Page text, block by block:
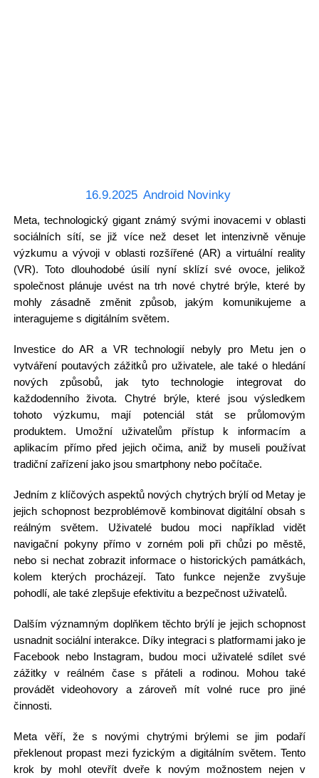
16.9.2025 Android Novinky
Meta, technologický gigant známý svými inovacemi v oblasti
sociálních sítí, se již více než deset let intenzivně věnuje
výzkumu a vývoji v oblasti rozšířené (AR) a virtuální reality
(VR). Toto dlouhodobé úsilí nyní sklízí své ovoce, jelikož
společnost plánuje uvést na trh nové chytré brýle, které by
mohly zásadně změnit způsob, jakým komunikujeme a
interagujeme s digitálním světem.
Investice do AR a VR technologií nebyly pro Metu jen o
vytváření poutavých zážitků pro uživatele, ale také o hledání
nových způsobů, jak tyto technologie integrovat do
každodenního života. Chytré brýle, které jsou výsledkem
tohoto výzkumu, mají potenciál stát se průlomovým
produktem. Umožní uživatelům přístup k informacím a
aplikacím přímo před jejich očima, aniž by museli používat
tradiční zařízení jako jsou smartphony nebo počítače.
Jedním z klíčových aspektů nových chytrých brýlí od Metay je
jejich schopnost bezproblémově kombinovat digitální obsah s
reálným světem. Uživatelé budou moci například vidět
navigační pokyny přímo v zorném poli při chůzi po městě,
nebo si nechat zobrazit informace o historických památkách,
kolem kterých procházejí. Tato funkce nejenže zvyšuje
pohodlí, ale také zlepšuje efektivitu a bezpečnost uživatelů.
Dalším významným doplňkem těchto brýlí je jejich schopnost
usnadnit sociální interakce. Díky integraci s platformami jako je
Facebook nebo Instagram, budou moci uživatelé sdílet své
zážitky v reálném čase s přáteli a rodinou. Mohou také
provádět videohovory a zároveň mít volné ruce pro jiné
činnosti.
Meta věří, že s novými chytrými brýlemi se jim podaří
překlenout propast mezi fyzickým a digitálním světem. Tento
krok by mohl otevřít dveře k novým možnostem nejen v